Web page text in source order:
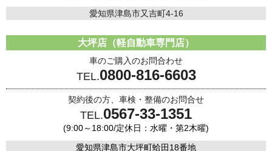
愛知県津島市又吉町4-16
大坪店（軽自動車専門店）
車のご購入のお問合わせ
TEL.0800-816-6603
契約後の方、車検・整備のお問合せ
TEL.0567-33-1351
(9:00～18:00/定休日：水曜・第2木曜)
愛知県津島市大坪町蛤田18番地